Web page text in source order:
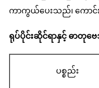
ကာကွယ်ပေးသည်၊ ကောင်
ရုပ်ပိုင်းဆိုင်ရာနှင့် ဓာတုဗ
ပစ္စည်း